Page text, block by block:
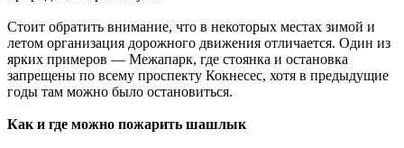
Стоит обратить внимание, что в некоторых местах зимой и
летом организация дорожного движения отличается. Один из
ярких примеров — Межапарк, где стоянка и остановка
запрещены по всему проспекту Кокнесес, хотя в предыдущие
годы там можно было остановиться.
Как и где можно пожарить шашлык